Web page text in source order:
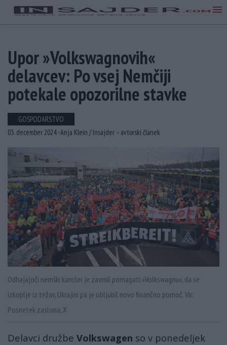
Upor »Volkswagnovih«
delavcev: Po vsej Nemčiji
potekale opozorilne stavke
GOSPODARSTVO
03. december 2024 -Anja Klein /Insajder – avtorski članek
Odhajajoči nemški kancler je zavrnil pomagati »Volkswagnu«, da se
izkoplje iz težav, Ukrajini pa je obljubil novo finančno pomoč. Vir:
Posnetek zaslona, X
Delavci družbe Volkswagen so v ponedeljek